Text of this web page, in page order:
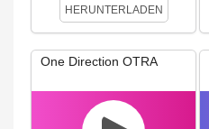
HERUNTERLADEN
One Direction OTRA